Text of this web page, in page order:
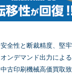
安全性と断裁精度、堅
オンデマンド出力によ
中古印刷機械高価買取